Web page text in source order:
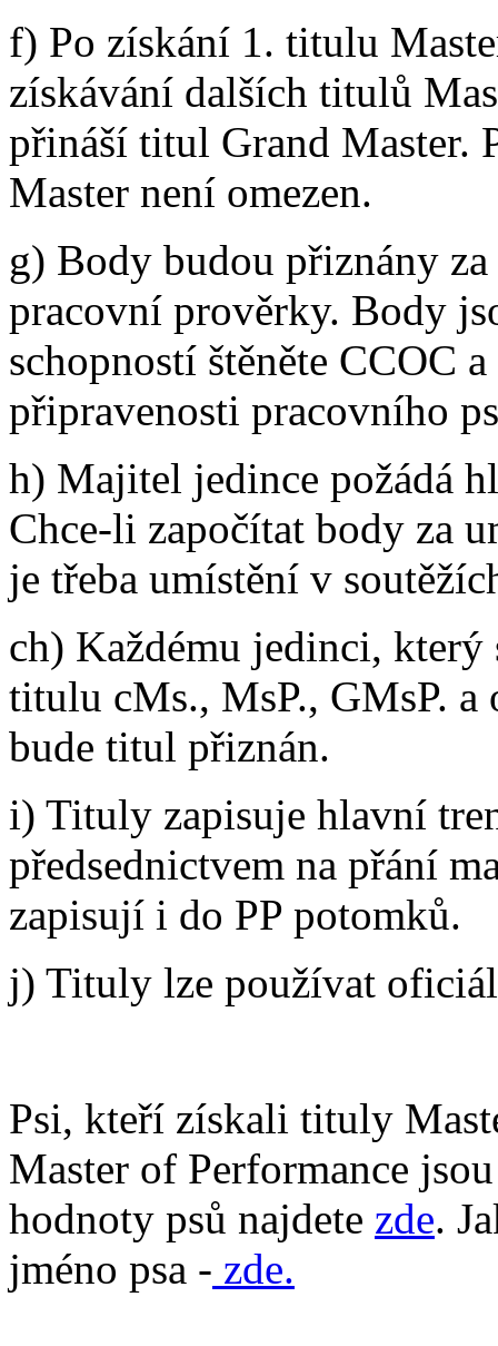
f) Po získání 1. titulu
získávání dalších titulů
přináší titul Grand Master.
Master není omezen.
g) Body budou přiznány
pracovní prověrky. Body
schopností štěněte CCOC
připravenosti pracovního
h) Majitel jedince požádá
Chce-li započítat body za
je třeba umístění v
ch) Každému jedinci,
titulu cMs., MsP., GMsP.
bude titul přiznán.
i) Tituly zapisuje hlavní
předsednictvem na přání
zapisují i do PP potomků.
j) Tituly lze používat
Psi, kteří získali tituly
Master of Performance
hodnoty psů najdete zde.
jméno psa - zde.